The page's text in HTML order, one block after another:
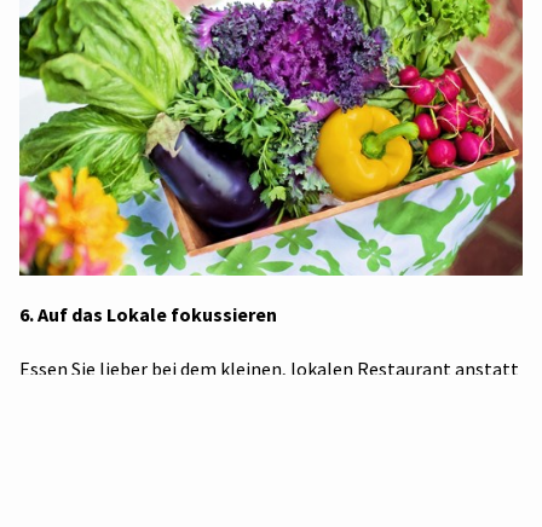
6. Auf das Lokale fokussieren
Essen Sie lieber bei dem kleinen, lokalen Restaurant anstatt